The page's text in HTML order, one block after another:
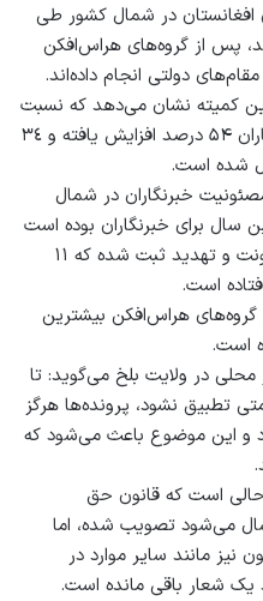
افغانستان در شمال کشور طى
پس از گروه‌هاى هراس‌افکن
دولتى انجام داده‌اند.
اين كميته نشان مى‌دهد كه نسبت
به سال گذشته خشونت عليه خبرنگاران ۵۴ درصد‏ افزايش يافته و ٣٤
شده است.
خبرنگاران در شمال
٢٠١٧ خونين‌ترين سال براى خبرنگاران بوده است
که در اين سال ١٦٩ مورد قتل، خشونت و تهديد ثبت شده كه ١١
است.
گروه‌هاى هراس‌افکن بيشترین
است.
محلى در ولايت بلخ مى‌گويد: تا
تطبیق نشود، پرونده‌ها هرگز
و اين موضوع باعث مى‌شود كه
حالی است كه قانون حق
مى‌شود تصويب شده، اما
نيز مانند سایر موارد در
يک شعار باقى مانده است.